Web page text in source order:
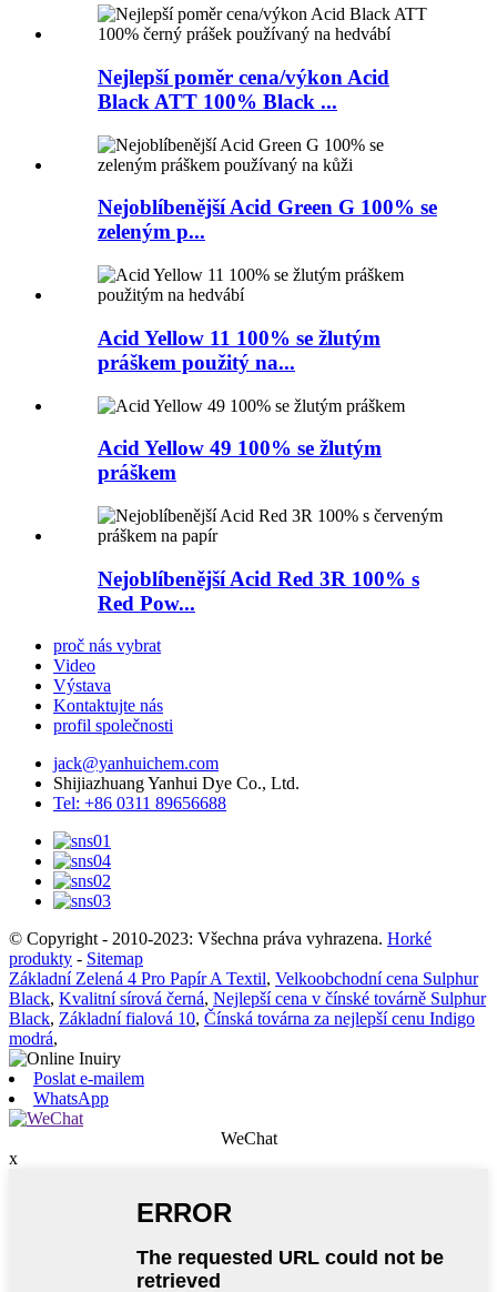
Nejlepší poměr cena/výkon Acid
Black ATT 100% Black ...
Nejoblíbenější Acid Green G 100% se
zeleným p...
Acid Yellow 11 100% se žlutým
práškem použitý na...
Acid Yellow 49 100% se žlutým
práškem
Nejoblíbenější Acid Red 3R 100% s
Red Pow...
proč nás vybrat
Video
Výstava
Kontaktujte nás
profil společnosti
jack@yanhuichem.com
Shijiazhuang Yanhui Dye Co., Ltd.
Tel: +86 0311 89656688
© Copyright - 2010-2023: Všechna práva vyhrazena. Horké
produkty - Sitemap
Základní Zelená 4 Pro Papír A Textil, Velkoobchodní cena Sulphur
Black, Kvalitní sírová černá, Nejlepší cena v čínské továrně Sulphur
Black, Základní fialová 10, Čínská továrna za nejlepší cenu Indigo
modrá,
Poslat e-mailem
WhatsApp
WeChat
x